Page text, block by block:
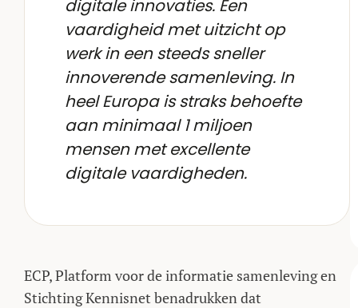
digitale innovaties. Een
vaardigheid met uitzicht op
werk in een steeds sneller
innoverende samenleving. In
heel Europa is straks behoefte
aan minimaal 1 miljoen
mensen met excellente
digitale vaardigheden.
ECP, Platform voor de informatie samenleving en
Stichting Kennisnet benadrukken dat